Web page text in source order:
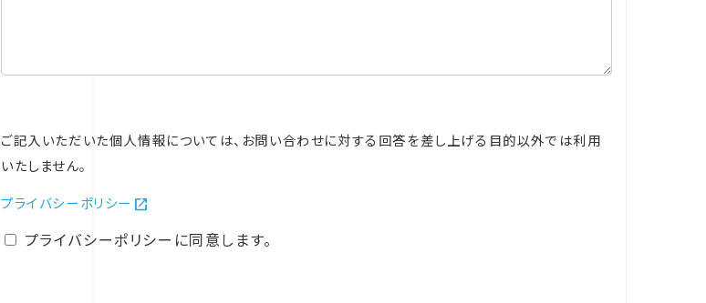
ご記入いただいた個人情報については、お問い合わせに対する回答を差し上げる目的以外では利用
いたしません。
プライバシーポリシー open_in_new
プライバシーポリシーに同意します。